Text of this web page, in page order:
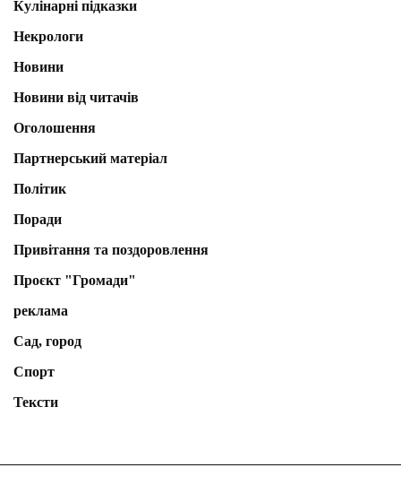
Кулінарні підказки
Некрологи
Новини
Новини від читачів
Оголошення
Партнерський матеріал
Політик
Поради
Привітання та поздоровлення
Проєкт "Громади"
реклама
Сад, город
Спорт
Тексти